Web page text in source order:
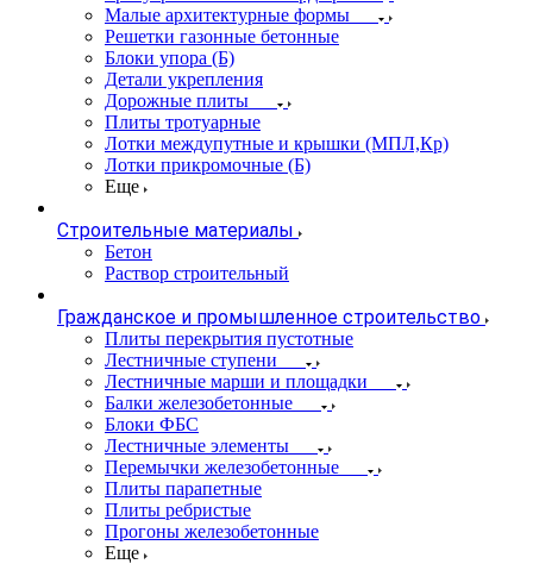
Малые архитектурные формы
Решетки газонные бетонные
Блоки упора (Б)
Детали укрепления
Дорожные плиты
Плиты тротуарные
Лотки междупутные и крышки (МПЛ,Кр)
Лотки прикромочные (Б)
Еще
Строительные материалы
Бетон
Раствор строительный
Гражданское и промышленное строительство
Плиты перекрытия пустотные
Лестничные ступени
Лестничные марши и площадки
Балки железобетонные
Блоки ФБС
Лестничные элементы
Перемычки железобетонные
Плиты парапетные
Плиты ребристые
Прогоны железобетонные
Еще